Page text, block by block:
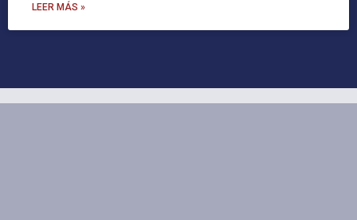
LEER MÁS »